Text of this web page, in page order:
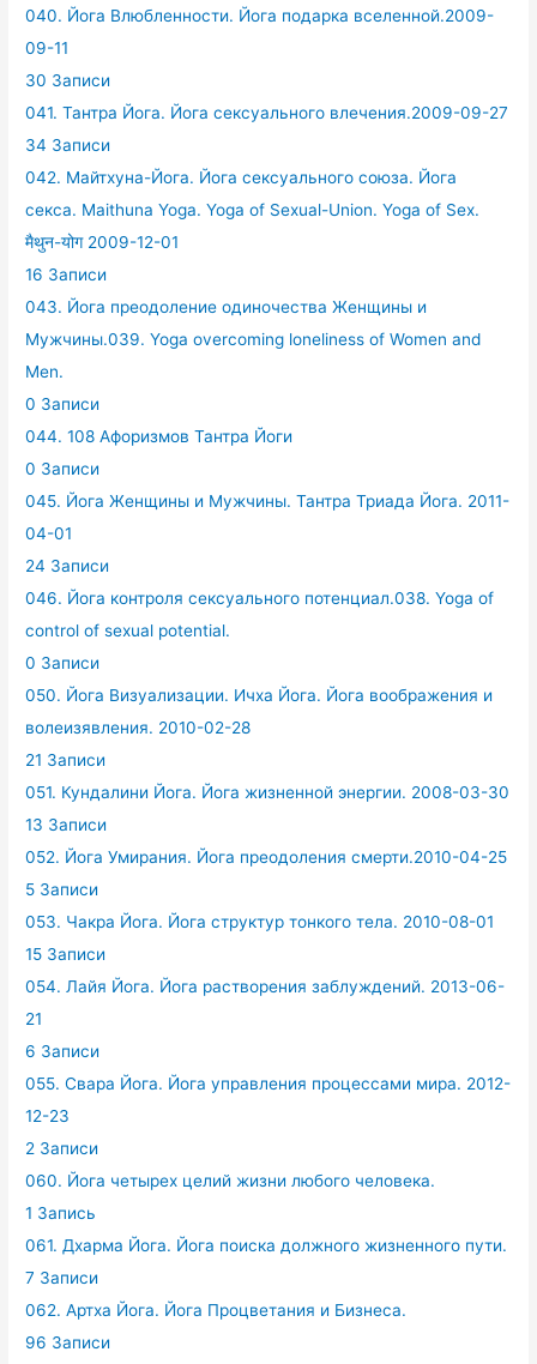
040. Йога Влюбленности. Йога подарка вселенной.2009-
09-11
30 Записи
041. Тантра Йога. Йога сексуального влечения.2009-09-27
34 Записи
042. Майтхуна-Йога. Йога сексуального союза. Йога
секса. Maithuna Yoga. Yoga of Sexual-Union. Yoga of Sex.
मैथुन-योग 2009-12-01
16 Записи
043. Йога преодоление одиночества Женщины и
Мужчины.039. Yoga overcoming loneliness of Women and
Men.
0 Записи
044. 108 Афоризмов Тантра Йоги
0 Записи
045. Йога Женщины и Мужчины. Тантра Триада Йога. 2011-
04-01
24 Записи
046. Йога контроля сексуального потенциал.038. Yoga of
control of sexual potential.
0 Записи
050. Йога Визуализации. Ичха Йога. Йога воображения и
волеизявления. 2010-02-28
21 Записи
051. Кундалини Йога. Йога жизненной энергии. 2008-03-30
13 Записи
052. Йога Умирания. Йога преодоления смерти.2010-04-25
5 Записи
053. Чакра Йога. Йога структур тонкого тела. 2010-08-01
15 Записи
054. Лайя Йога. Йога растворения заблуждений. 2013-06-
21
6 Записи
055. Свара Йога. Йога управления процессами мира. 2012-
12-23
2 Записи
060. Йога четырех целий жизни любого человека.
1 Запись
061. Дхарма Йога. Йога поиска должного жизненного пути.
7 Записи
062. Артха Йога. Йога Процветания и Бизнеса.
96 Записи